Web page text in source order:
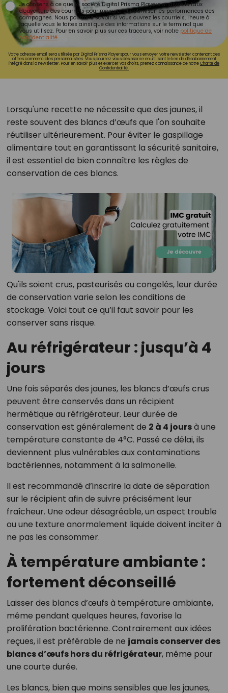
Je consens à ce que la société Digital Prisma Players analyse le taux
d'ouverture des courriels pour mesurer et optimiser les performances des
campagnes. Nous pourrons savoir si vous ouvrez les courriels, l'heure à
laquelle vous le faites ainsi que des informations sur le terminal que
vous utilisez. Pour en savoir plus sur ces traceurs, voir notre politique de
confidentialité.
Votre adresse email sera utilisée par Digital Prisma Playerspour vous envoyer votre newsletter contenant des
offres commerciales personnalisées. Vous pourrez vous désinscrire en utilisant le lien de désabonnement
intégré dans la newsletter. Pour en savoir plus et exercer vos droits, prenez connaissance de notreCharte de
Confidentialité.
Lorsqu'une recette ne nécessite que des jaunes, il
reste souvent des blancs d’œufs que l'on souhaite
réutiliser ultérieurement. Pour éviter le gaspillage
alimentaire tout en garantissant la sécurité sanitaire,
il est essentiel de bien connaître les règles de
conservation de ces blancs.
Qu'ils soient crus, pasteurisés ou congelés, leur durée
de conservation varie selon les conditions de
stockage. Voici tout ce qu’il faut savoir pour les
conserver sans risque.
Au réfrigérateur : jusqu’à 4
jours
Une fois séparés des jaunes, les blancs d’œufs crus
peuvent être conservés dans un récipient
hermétique au réfrigérateur. Leur durée de
conservation est généralement de 2 à 4 joursà une
température constante de 4°C. Passé ce délai, ils
deviennent plus vulnérables aux contaminations
bactériennes, notamment à la salmonelle.
Il est recommandé d’inscrire la date de séparation
sur le récipient afin de suivre précisément leur
fraîcheur. Une odeur désagréable, un aspect trouble
ou une texture anormalement liquide doivent inciter à
ne pas les consommer.
À température ambiante :
fortement déconseillé
Laisser des blancs d’œufs à température ambiante,
même pendant quelques heures, favorise la
prolifération bactérienne. Contrairement aux idées
reçues, il est préférable de ne jamais conserver des
blancs d’œufs hors du réfrigérateur, même pour
une courte durée.
Les blancs, bien que moins sensibles que les jaunes,